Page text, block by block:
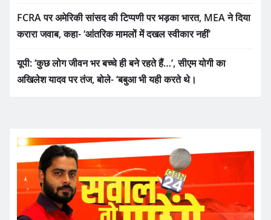
FCRA पर अमेरिकी सांसद की टिप्पणी पर भड़का भारत, MEA ने दिया
करारा जवाब, कहा- ‘आंतरिक मामलों में दखल स्वीकार नहीं’
यूपी: ‘कुछ लोग जीवन भर बच्चे ही बने रहते हैं…’, सीएम योगी का
अखिलेश यादव पर तंज, बोले- ‘बबुआ भी यही करते थे।